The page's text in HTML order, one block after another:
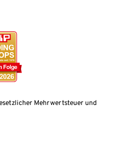
Mehrwertsteuer und